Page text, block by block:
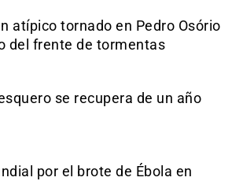
atípico tornado en Pedro Osório
del frente de tormentas
se recupera de un año
por el brote de Ébola en